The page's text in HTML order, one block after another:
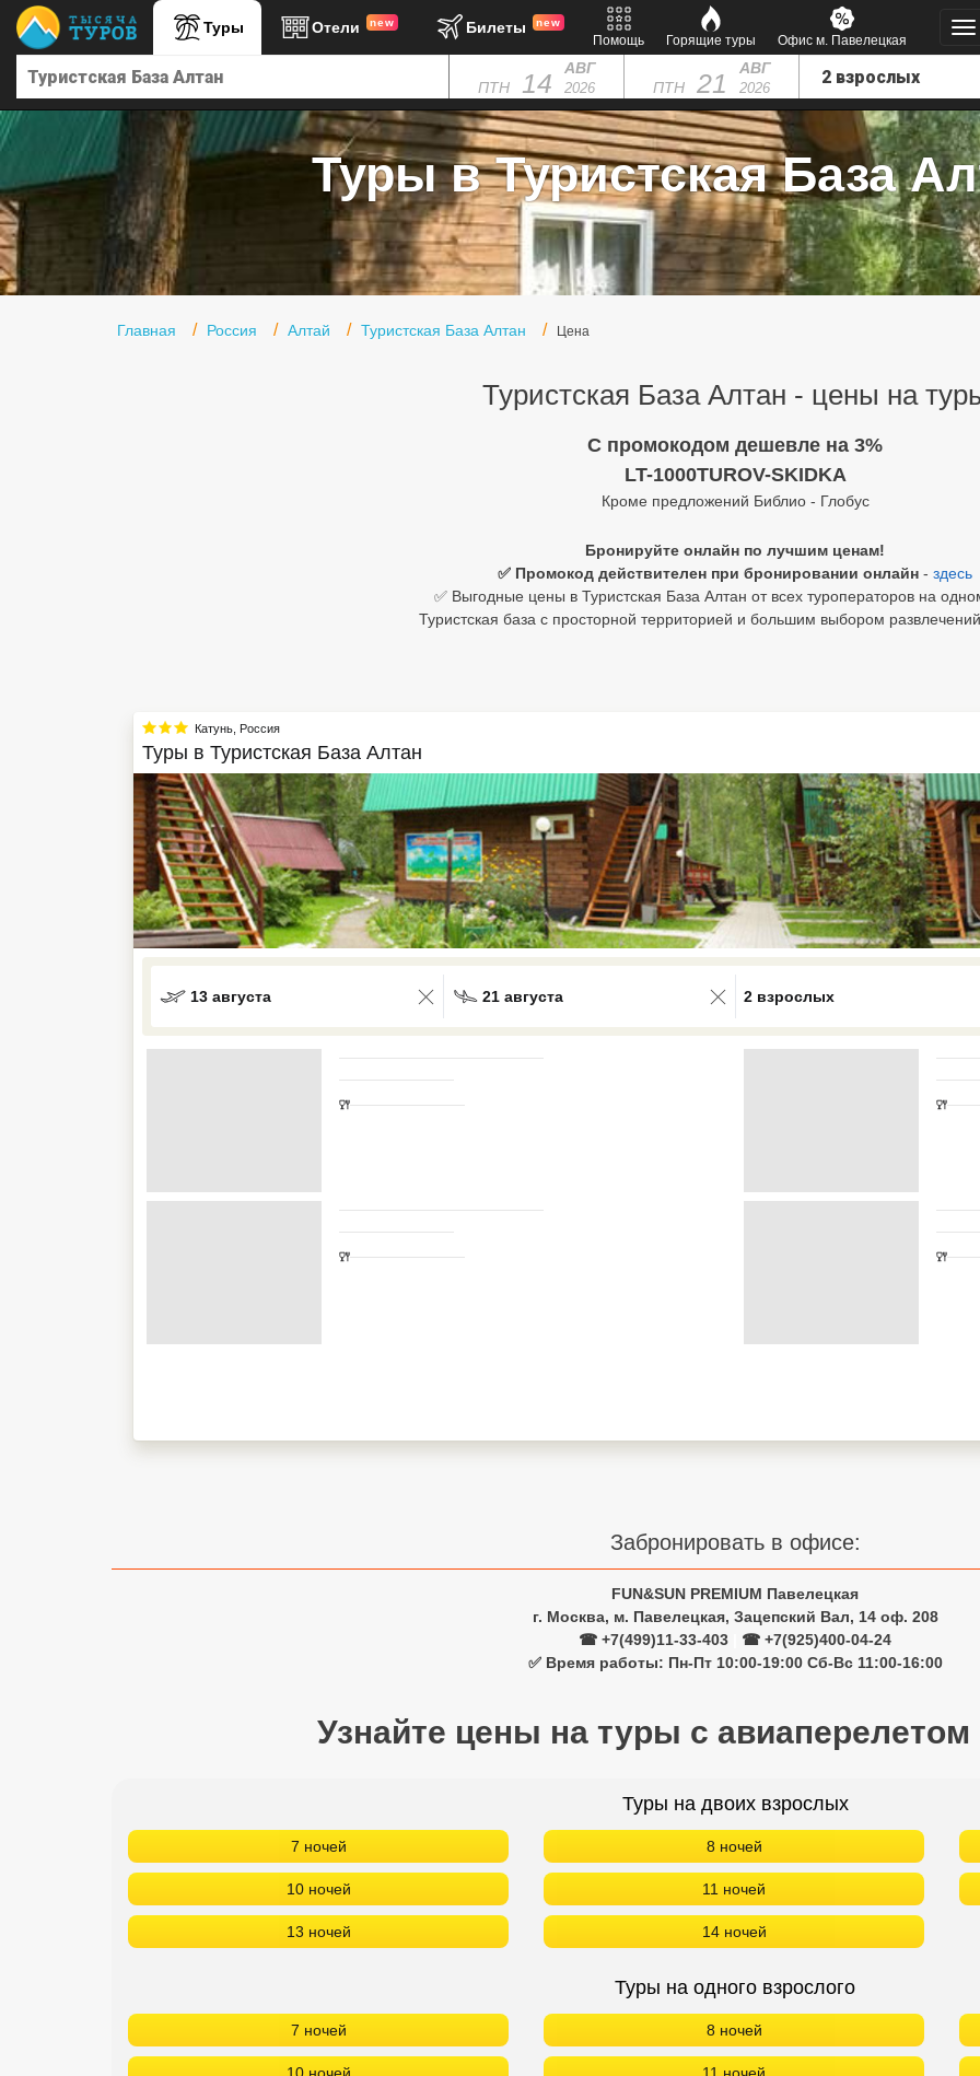
Туры Отели new Билеты new
Помощь Горящие туры Офис м. Павелецкая
ПТН 14 АВГ
2026 ПТН 21 АВГ
2026
Туры в Туристская База
Главная Россия Алтай Туристская База Алтан Цена
Туристская База Алтан - цены на
C промокодом дешевле на 3%
LT-1000TUROV-SKIDKA
Кроме предложений Библио - Глобус
Бронируйте онлайн по лучшим ценам!
✅ Промокод действителен при бронировании онлайн - здесь
✅ Выгодные цены в Туристская База Алтан от всех туроператоров на
Туристская база с просторной территорией и большим выбором развлечений
Катунь, Россия
Туры в Туристская База Алтан
13 августа 21 августа
0 results available. Select is
2 взрослых
Забронировать в офисе:
FUN&SUN PREMIUM Павелецкая
г. Москва, м. Павелецкая, Зацепский Вал, 14 оф. 208
☎ +7(499)11-33-403
☎ +7(925)400-04-24
✅ Время работы: Пн-Пт 10:00-19:00 Сб-Вс 11:00-16:00
Узнайте цены на туры с
Туры на двоих взрослых
7 ночей 8 ночей
10 ночей 11 ночей
13 ночей 14 ночей
Туры на одного взрослого
7 ночей 8 ночей
Главная
Туры в Турцию
Туры в Египет
Туры в ОАЭ
Офис г. Москва
Северный Гоа
Сетевые отели Бали
Сетевые отели Сейшел
Сетевые отели Маврикия